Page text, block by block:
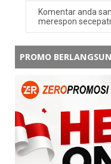
Komentar anda
merespon
PROMO